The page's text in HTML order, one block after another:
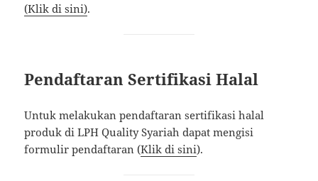
(Klik di sini).
Pendaftaran Sertifikasi Halal
Untuk melakukan pendaftaran sertifikasi halal
produk di LPH Quality Syariah dapat mengisi
formulir pendaftaran (Klik di sini).